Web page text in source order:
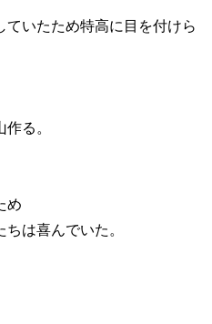
いたため特高に目を付けら
る。
め
は喜んでいた。